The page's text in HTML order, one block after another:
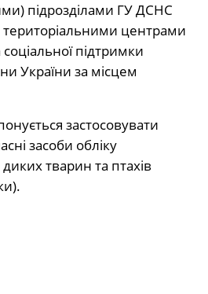
підрозділами ГУ ДСНС
територіальними центрами
підтримки
України за місцем
застосовувати
засоби обліку
тварин та птахів